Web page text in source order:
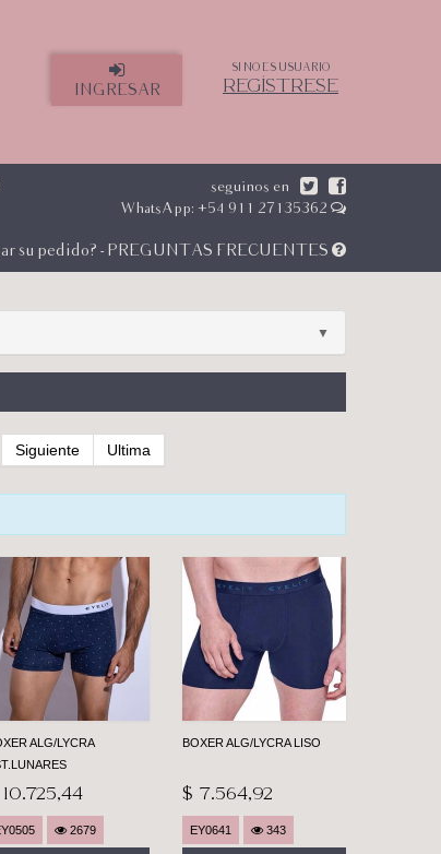
INGRESAR
SI NO ES USUARIO
REGÍSTRESE
seguinos en
WhatsApp: +54 911 27135362
su pedido? - PREGUNTAS FRECUENTES
▼
Siguiente Ultima
ALG/LYCRA
2679
BOXER ALG/LYCRA LISO
$ 7.564,92
EY0641 343